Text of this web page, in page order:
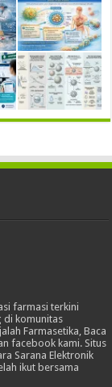
farmasi terkini
di komunitas
Farmasetika, Baca
facebook kami. Situs
Sarana Elektronik
ikut bersama